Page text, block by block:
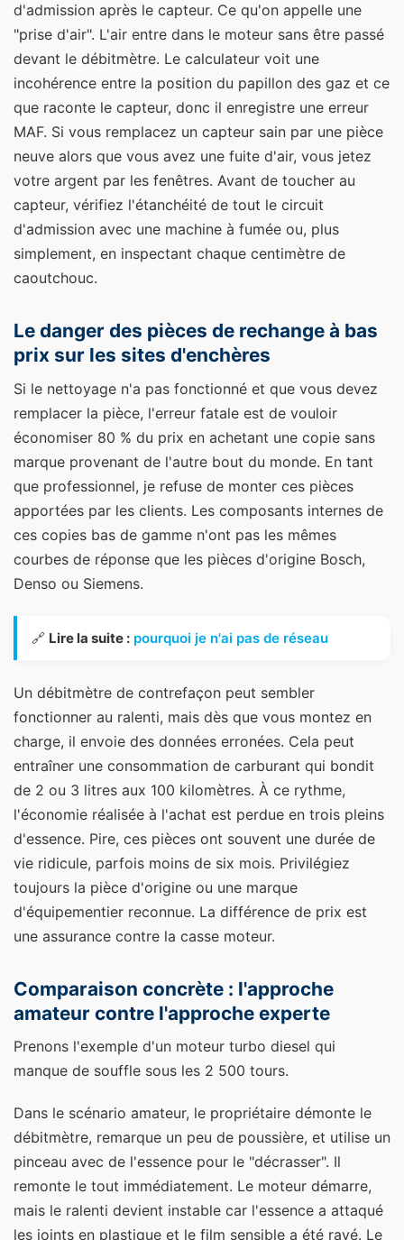
d'admission après le capteur. Ce qu'on appelle une
"prise d'air". L'air entre dans le moteur sans être passé
devant le débitmètre. Le calculateur voit une
incohérence entre la position du papillon des gaz et ce
que raconte le capteur, donc il enregistre une erreur
MAF. Si vous remplacez un capteur sain par une pièce
neuve alors que vous avez une fuite d'air, vous jetez
votre argent par les fenêtres. Avant de toucher au
capteur, vérifiez l'étanchéité de tout le circuit
d'admission avec une machine à fumée ou, plus
simplement, en inspectant chaque centimètre de
caoutchouc.
Le danger des pièces de rechange à bas
prix sur les sites d'enchères
Si le nettoyage n'a pas fonctionné et que vous devez
remplacer la pièce, l'erreur fatale est de vouloir
économiser 80 % du prix en achetant une copie sans
marque provenant de l'autre bout du monde. En tant
que professionnel, je refuse de monter ces pièces
apportées par les clients. Les composants internes de
ces copies bas de gamme n'ont pas les mêmes
courbes de réponse que les pièces d'origine Bosch,
Denso ou Siemens.
🔗 Lire la suite : pourquoi je n'ai pas de réseau
Un débitmètre de contrefaçon peut sembler
fonctionner au ralenti, mais dès que vous montez en
charge, il envoie des données erronées. Cela peut
entraîner une consommation de carburant qui bondit
de 2 ou 3 litres aux 100 kilomètres. À ce rythme,
l'économie réalisée à l'achat est perdue en trois pleins
d'essence. Pire, ces pièces ont souvent une durée de
vie ridicule, parfois moins de six mois. Privilégiez
toujours la pièce d'origine ou une marque
d'équipementier reconnue. La différence de prix est
une assurance contre la casse moteur.
Comparaison concrète : l'approche
amateur contre l'approche experte
Prenons l'exemple d'un moteur turbo diesel qui
manque de souffle sous les 2 500 tours.
Dans le scénario amateur, le propriétaire démonte le
débitmètre, remarque un peu de poussière, et utilise un
pinceau avec de l'essence pour le "décrasser". Il
remonte le tout immédiatement. Le moteur démarre,
mais le ralenti devient instable car l'essence a attaqué
les joints en plastique et le film sensible a été rayé. Le